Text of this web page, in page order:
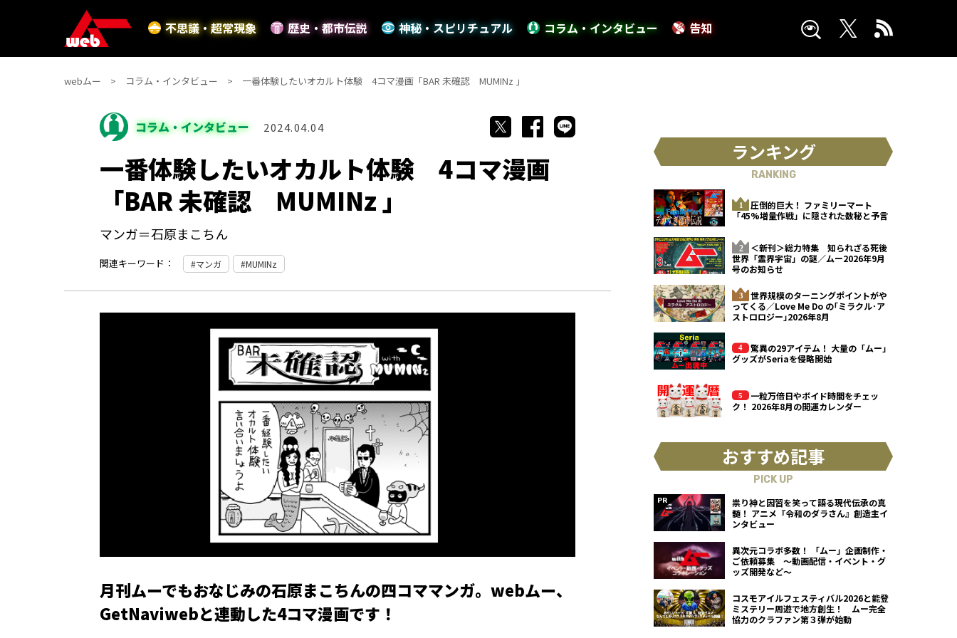
不思議・超常現象 歴史・都市伝説 神秘・スピリチュアル コラム・インタビュー 告知
webムー コラム・インタビュー 一番体験したいオカルト体験 4コマ漫画「BAR 未確認 MUMINz 」
コラム・インタビュー 2024.04.04
一番体験したいオカルト体験 4コマ漫画
「BAR 未確認 MUMINz 」
マンガ＝石原まこちん
関連キーワード： マンガ MUMINz
月刊ムーでもおなじみの石原まこちんの四コママンガ。webムー、
GetNaviwebと連動した4コマ漫画です！
ランキング
RANKING
圧倒的巨大！ ファミリーマート
「45%増量作戦」に隠された数秘と予言
＜新刊＞総力特集 知られざる死後
世界「霊界宇宙」の謎／ムー2026年9月
号のお知らせ
世界規模のターニングポイントがや
ってくる／Love Me Do の｢ミラクル･ア
ストロロジー｣2026年8月
驚異の29アイテム！ 大量の「ムー」
グッズがSeriaを侵略開始
一粒万倍日やボイド時間をチェッ
ク！ 2026年8月の開運カレンダー
おすすめ記事
PICK UP
祟り神と因習を笑って語る現代伝承の真
髄！ アニメ『令和のダラさん』創造主イ
ンタビュー
異次元コラボ多数！ 「ムー」企画制作・
ご依頼募集 ～動画配信・イベント・グ
ッズ開発など～
コスモアイルフェスティバル2026と能登
ミステリー周遊で地方創生！ ムー完全
協力のクラファン第３弾が始動